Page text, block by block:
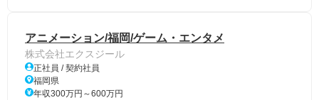
アニメーション/福岡/ゲーム・エンタメ
株式会社エクスジール
正社員 / 契約社員
福岡県
年収300万円～600万円